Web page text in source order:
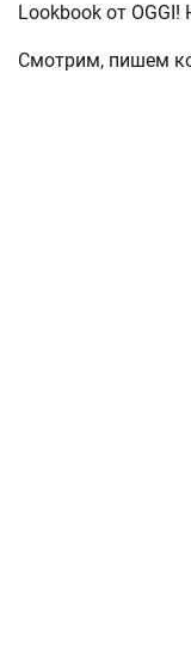
Lookbook от
Смотрим, пишем